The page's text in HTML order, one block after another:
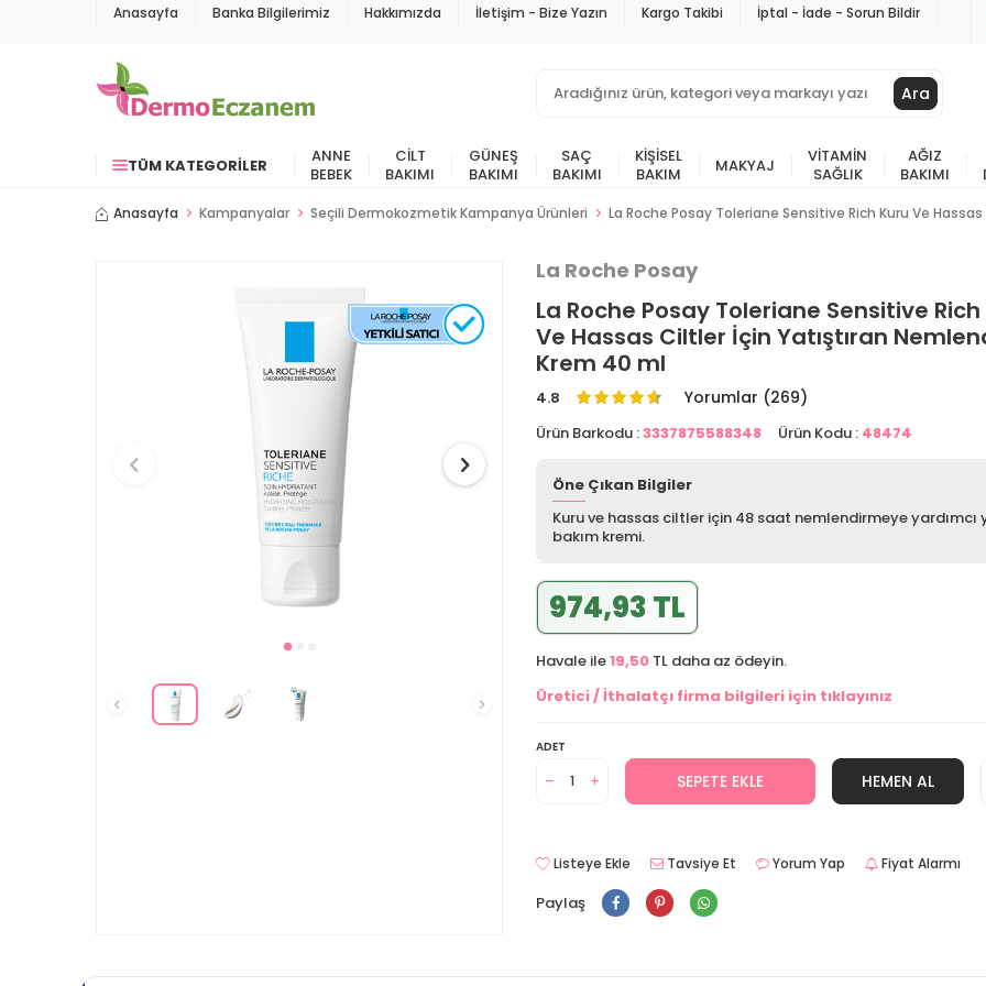
Anasayfa Banka Bilgilerimiz Hakkımızda İletişim - Bize Yazın Kargo Takibi İptal - İade - Sorun Bildir
Ara
TÜM KATEGORILER
ANNE
BEBEK
CILT
BAKIMI
GÜNEŞ
BAKIMI
SAÇ
BAKIMI
KIŞISEL
BAKIM
MAKYAJ
VITAMIN
SAĞLIK
AĞIZ
BAKIMI
Anasayfa Kampanyalar Seçili Dermokozmetik Kampanya Ürünleri La Roche Posay Toleriane Sensitive Rich Kuru Ve
La Roche Posay
La Roche Posay Toleriane Sensitive Rich
Ve Hassas Ciltler İçin Yatıştıran
Krem 40 ml
4.8 Yorumlar (269)
Ürün Barkodu :3337875588348 Ürün Kodu : 48474
Öne Çıkan Bilgiler
Kuru ve hassas ciltler için 48 saat nemlendirmeye yardımcı
bakım kremi.
974,93 TL
Havale ile19,50 TL daha az ödeyin.
Üretici / İthalatçı firma bilgileri için tıklayınız
ADET
SEPETE EKLE HEMEN AL
Listeye Ekle Tavsiye Et Yorum Yap Fiyat Alarmı
Paylaş